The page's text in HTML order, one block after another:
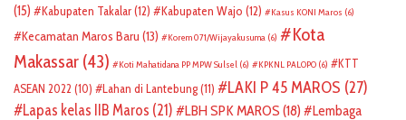
(15)
Kabupaten Takalar(12) Kabupaten Wajo (12) Kasus KONI Maros (6)
Kecamatan Maros Baru (13) Korem 071/Wijayakusuma (6)
Kota
Makassar (43) Koti Mahatidana PP MPW Sulsel (6) KPKNL PALOPO (6)
KTT
ASEAN 2022 (10) Lahan di Lantebung(11) LAKI P 45 MAROS (27)
Lapas kelas IIB Maros (21) LBH SPK MAROS (18)
Lembaga